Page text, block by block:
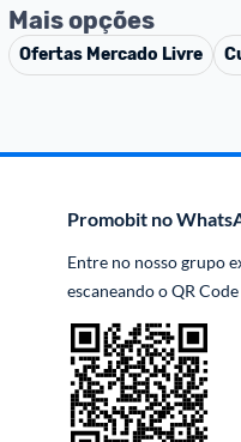
Mais opções
Ofertas Mercado Livre
Promobit no
Entre no nosso grupo
escaneando o QR Code